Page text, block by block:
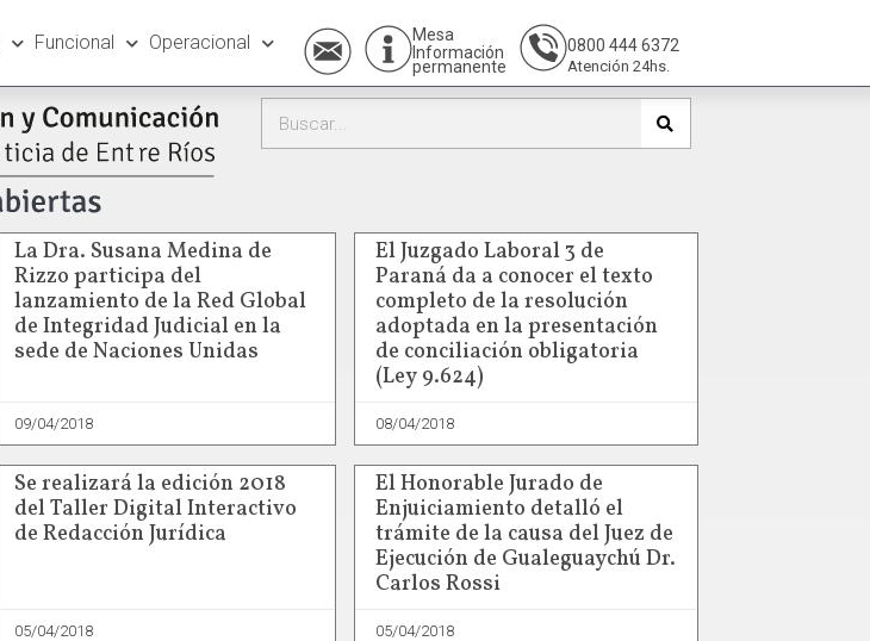
Funcional Operacional
Mesa
Información
permanente
0800 444 6372
Atención 24hs.
La Dra. Susana Medina de
Rizzo participa del
lanzamiento de la Red Global
de Integridad Judicial en la
sede de Naciones Unidas
09/04/2018
El Juzgado Laboral 3 de
Paraná da a conocer el texto
completo de la resolución
adoptada en la presentación
de conciliación obligatoria
(Ley 9.624)
08/04/2018
Se realizará la edición 2018
del Taller Digital Interactivo
de Redacción Jurídica
05/04/2018
El Honorable Jurado de
Enjuiciamiento detalló el
trámite de la causa del Juez de
Ejecución de Gualeguaychú Dr.
Carlos Rossi
05/04/2018